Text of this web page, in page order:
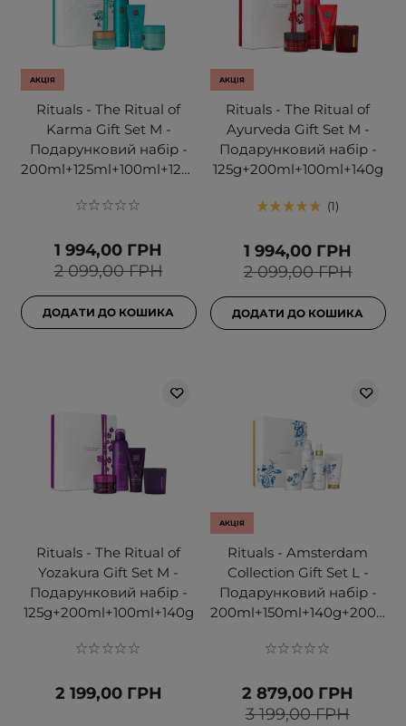
АКЦІЯ
Rituals - The Ritual of
Karma Gift Set M -
Подарунковий набір -
200ml+125ml+100ml+125g
2 099,00 ГРН
1 994,00 ГРН
ДОДАТИ ДО КОШИКА
АКЦІЯ
Rituals - The Ritual of
Ayurveda Gift Set M -
Подарунковий набір -
125g+200ml+100ml+140g
1
2 099,00 ГРН
1 994,00 ГРН
ДОДАТИ ДО КОШИКА
Rituals - The Ritual of
Yozakura Gift Set M -
Подарунковий набір -
125g+200ml+100ml+140g
2 199,00 ГРН
АКЦІЯ
Rituals - Amsterdam
Collection Gift Set L -
Подарунковий набір -
200ml+150ml+140g+200ml
3 199,00 ГРН
2 879,00 ГРН